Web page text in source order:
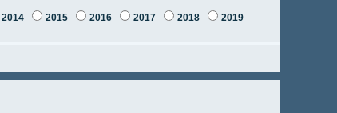
2014 2015 2016 2017 2018
2019